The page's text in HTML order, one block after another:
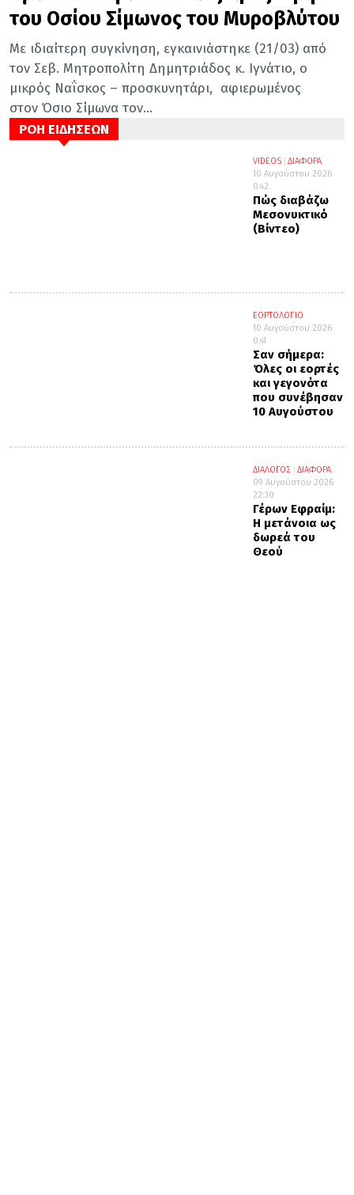
του Οσίου Σίμωνος του Μυροβλύτου
Με ιδιαίτερη συγκίνηση, εγκαινιάστηκε (21/03) από
τον Σεβ. Μητροπολίτη Δημητριάδος κ. Ιγνάτιο, ο
μικρός Ναΐσκος – προσκυνητάρι, αφιερωμένος
στον Όσιο Σίμωνα τον...
ΡΟΗ ΕΙΔΗΣΕΩΝ
VIDEOS
ΔΙΑΦΟΡΑ
10 Αυγούστου 2026
0:42
Πώς διαβάζω
Μεσονυκτικό
(Βίντεο)
ΕΟΡΤΟΛΟΓΙΟ
10 Αυγούστου 2026
0:41
Σαν σήμερα:
Όλες οι εορτές
και γεγονότα
που συνέβησαν
10 Αυγούστου
ΔΙΑΛΟΓΟΣ
ΔΙΑΦΟΡΑ
09 Αυγούστου 2026
22:30
Γέρων Εφραίμ:
Η μετάνοια ως
δωρεά του
Θεού